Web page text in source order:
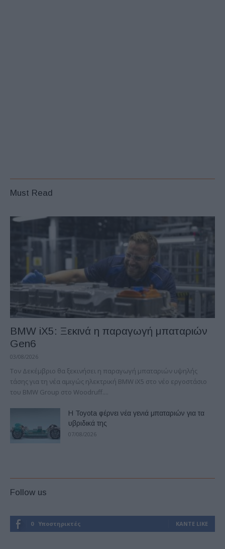
Must Read
BMW iX5: Ξεκινά η παραγωγή μπαταριών
Gen6
03/08/2026
Τον Δεκέμβριο θα ξεκινήσει η παραγωγή μπαταριών υψηλής
τάσης για τη νέα αμιγώς ηλεκτρική BMW iX5 στο νέο εργοστάσιο
του BMW Group στο Woodruff....
Η Toyota φέρνει νέα γενιά μπαταριών για τα
υβριδικά της
07/08/2026
Follow us
0 Υποστηρικτές ΚΆΝΤΕ LIKE